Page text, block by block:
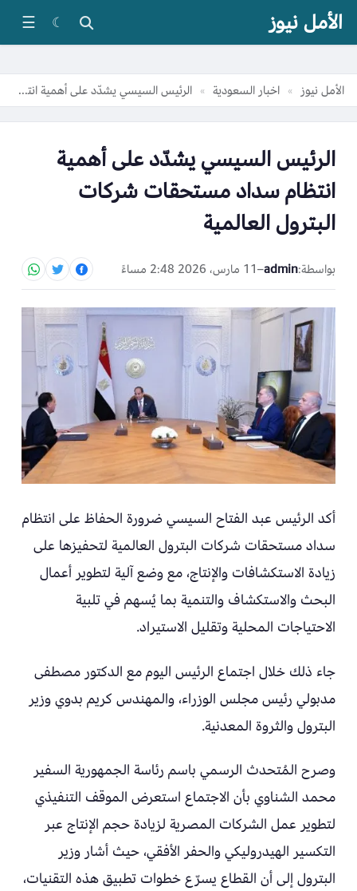
الأمل نيوز ☾
☰
الأمل نيوز » اخبار السعودية » الرئيس السيسي يشدّد على أهمية انتظام سداد مستحقات شركات البترول العالمية
الرئيس السيسي يشدّد على أهمية
انتظام سداد مستحقات شركات
البترول العالمية
بواسطة:admin
–11 مارس، 2026 2:48 مساءً
أكد الرئيس عبد الفتاح السيسي ضرورة الحفاظ على انتظام
سداد مستحقات شركات البترول العالمية لتحفيزها على
زيادة الاستكشافات والإنتاج، مع وضع آلية لتطوير أعمال
البحث والاستكشاف والتنمية بما يُسهم في تلبية
الاحتياجات المحلية وتقليل الاستيراد.
جاء ذلك خلال اجتماع الرئيس اليوم مع الدكتور مصطفى
مدبولي رئيس مجلس الوزراء، والمهندس كريم بدوي وزير
البترول والثروة المعدنية.
وصرح المُتحدث الرسمي باسم رئاسة الجمهورية السفير
محمد الشناوي بأن الاجتماع استعرض الموقف التنفيذي
لتطوير عمل الشركات المصرية لزيادة حجم الإنتاج عبر
التكسير الهيدروليكي والحفر الأفقي، حيث أشار وزير
البترول إلى أن القطاع يسرّع خطوات تطبيق هذه التقنيات،